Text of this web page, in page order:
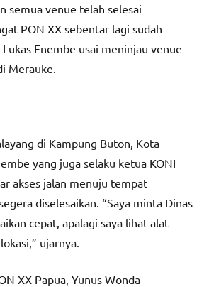
semua venue telah selesai
PON XX sebentar lagi sudah
Enembe usai meninjau venue
Merauke.
di Kampung Buton, Kota
yang juga selaku ketua KONI
akses jalan menuju tempat
diselesaikan. “Saya minta Dinas
cepat, apalagi saya lihat alat
ujarnya.
XX Papua, Yunus Wonda